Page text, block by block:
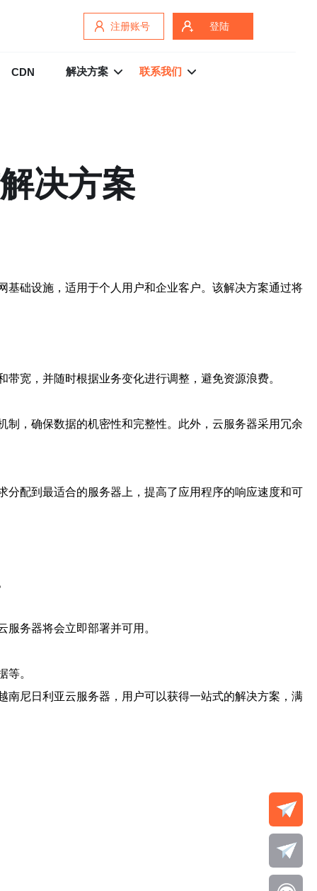
注册账号 登陆
CDN 解决方案 联系我们
决方案
础设施，适用于个人用户和企业客户。该解决方案通过将
宽，并随时根据业务变化进行调整，避免资源浪费。
，确保数据的机密性和完整性。此外，云服务器采用冗余
配到最适合的服务器上，提高了应用程序的响应速度和可
务器将会立即部署并可用。
等。
尼日利亚云服务器，用户可以获得一站式的解决方案，满